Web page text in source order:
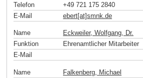
Telefon
+49 721 175 2840
E-Mail
ebert[at]smnk de
Name
Eckweiler, Wolfgang, Dr.
Funktion
Ehrenamtlicher Mitarbeiter
E-Mail
Name
Falkenberg, Michael